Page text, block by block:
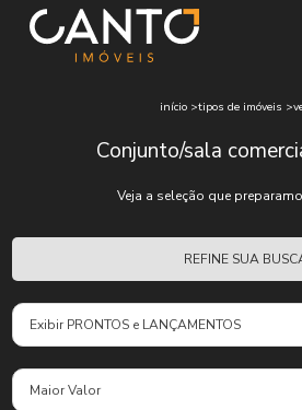
início>tipos de imóveis >
Conjunto/sala
Veja a seleção que
REFINE SUA
Exibir PRONTOS e LANÇAMENTOS
Maior Valor